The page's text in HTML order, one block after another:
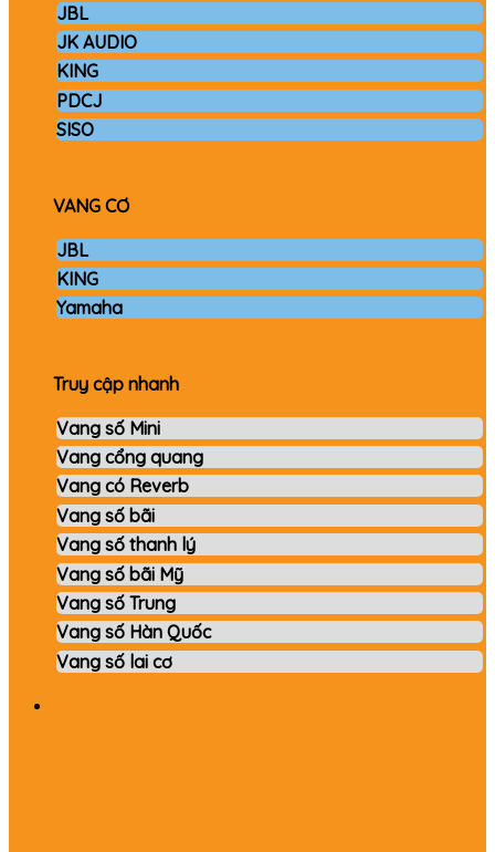
JBL
JK AUDIO
KING
PDCJ
SISO
VANG CƠ
JBL
KING
Yamaha
Truy cập nhanh
Vang số Mini
Vang cổng quang
Vang có Reverb
Vang số bãi
Vang số thanh lý
Vang số bãi Mỹ
Vang số Trung
Vang số Hàn Quốc
Vang số lai cơ